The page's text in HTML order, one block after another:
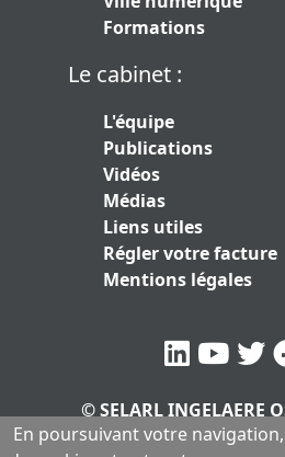
Formations
Le cabinet :
L'équipe
Publications
Vidéos
Médias
Liens utiles
Régler votre facture
Mentions légales
© SELARL INGELAERE
SERLARL au capital
En poursuivant votre